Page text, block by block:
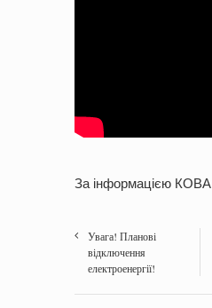
За інформацією КОВА
Увага! Планові
відключення
електроенергії!